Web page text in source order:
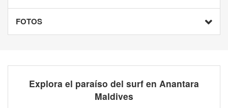
FOTOS
Explora el paraíso del surf en Anantara
Maldives